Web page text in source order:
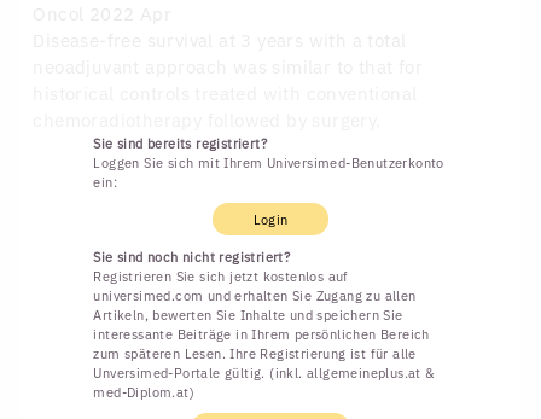
Sie sind bereits registriert?
Loggen Sie sich mit Ihrem Universimed-Benutzerkonto
ein:
Login
Sie sind noch nicht registriert?
Registrieren Sie sich jetzt kostenlos auf
universimed.com und erhalten Sie Zugang zu allen
Artikeln, bewerten Sie Inhalte und speichern Sie
interessante Beiträge in Ihrem persönlichen Bereich
zum späteren Lesen. Ihre Registrierung ist für alle
Unversimed-Portale gültig. (inkl. allgemeineplus.at &
med-Diplom.at)